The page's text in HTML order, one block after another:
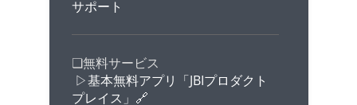
サポート
❏無料サービス
▷基本無料アプリ「JBIプロダクト
プレイス」🔗